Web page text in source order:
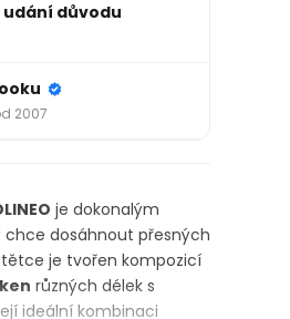
důvodu
2007
je dokonalým
dosáhnout přesných
je tvořen kompozicí
různých délek s
ideální kombinaci